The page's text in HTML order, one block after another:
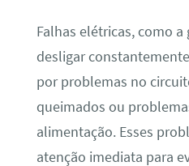
Falhas elétricas, como
desligar
por problemas no
queimados ou
alimentação. Esses
atenção imediata para